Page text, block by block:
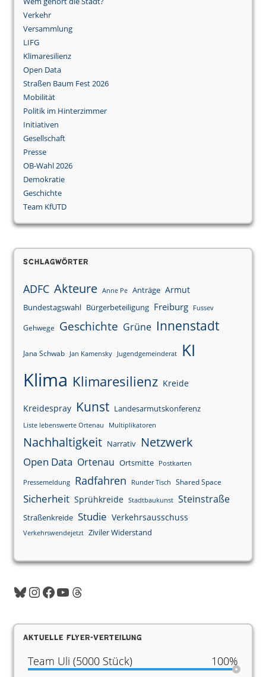
Verkehr
Versammlung
LIFG
Klimaresilienz
Open Data
Straßen Baum Fest 2026
Mobilität
Politik im Hinterzimmer
Initiativen
Gesellschaft
Presse
OB-Wahl 2026
Demokratie
Geschichte
Team KfUTD
Schlagwörter
ADFC Akteure Anne Pe Anträge Armut
Bundestagswahl Bürgerbeteiligung Freiburg Fussev
Gehwege Geschichte Grüne Innenstadt
Jana Schwab Jan Kamensky Jugendgemeinderat KI
Klima Klimaresilienz Kreide
Kreidespray Kunst Landesarmutskonferenz
Liste lebenswerte Ortenau Multiplikatoren
Nachhaltigkeit Narrativ Netzwerk
Open Data Ortenau Ortsmitte Postkarten
Pressemeldung Radfahren Runder Tisch Shared Space
Sicherheit Sprühkreide Stadtbaukunst Steinstraße
Straßenkreide Studie Verkehrsausschuss
Verkehrswendejetzt Ziviler Widerstand
Aktuelle Flyer-Verteilung
Team Uli (5000 Stück) 100%